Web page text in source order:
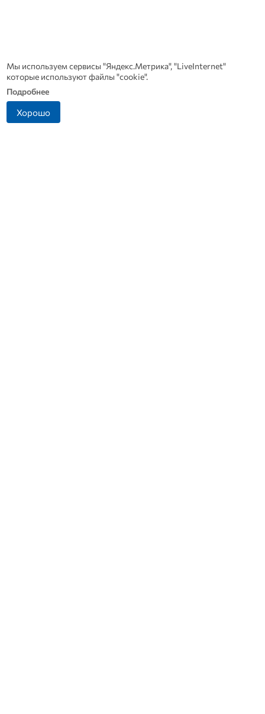
Мы используем сервисы "Яндекс.Метрика", "LiveInternet"
которые используют файлы "cookie".
Подробнее
Хорошо